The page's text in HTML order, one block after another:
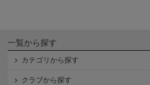
一覧から探す
カテゴリから探す
クラブから探す